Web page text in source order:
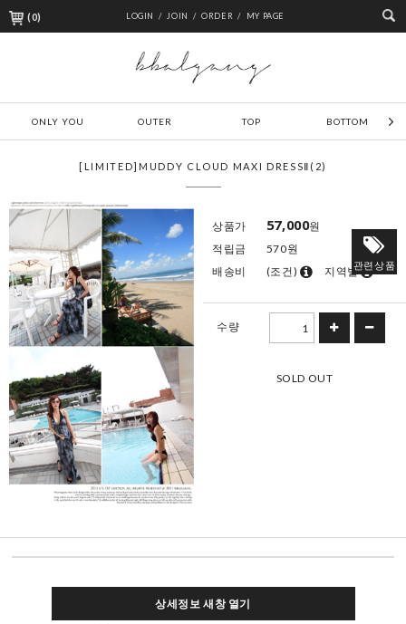
(0) LOGIN / JOIN / ORDER / MY PAGE
ONLY YOU OUTER TOP BOTTOM
[LIMITED]MUDDY CLOUD MAXI DRESSⅡ(2)
상품가 57,000원
적립금
570원
배송비
(조건) 지역별관련상품
수량
SOLD OUT
상세정보 새창 열기